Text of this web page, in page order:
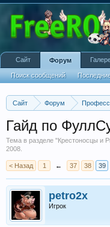
Сайт Форум
Гайд по
Тема в разделе "Крестоносцы и
2008
< Назад 1 ← 37 38 39
petro2x
Игрок
Сайт Форум
Поиск сообщений